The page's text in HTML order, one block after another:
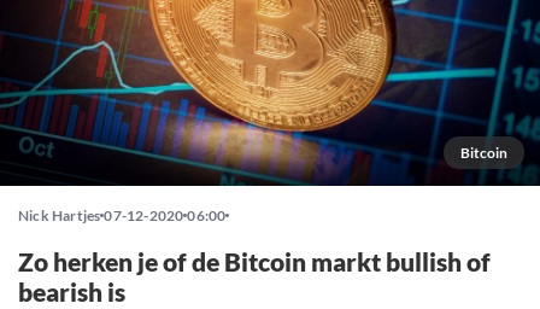
Bitcoin
Nick Hartjes 07-12-2020 06:00
Zo herken je of de Bitcoin markt bullish of
bearish is